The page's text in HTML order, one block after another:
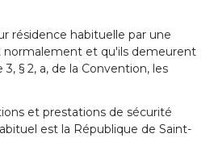
résidence habituelle par une
normalement et qu'ils demeurent
§ 2, a, de la Convention, les
et prestations de sécurité
est la République de Saint-